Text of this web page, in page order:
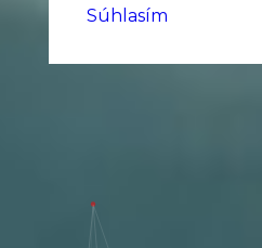
Súhlasím